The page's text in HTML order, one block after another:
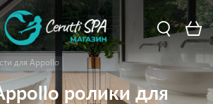
для Appollo
ролики для